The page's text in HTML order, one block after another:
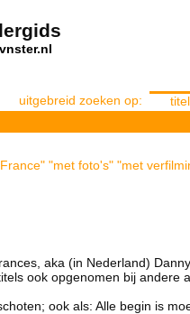
uitgebreid zoeken op: titel
"met foto's" "met
aka (in Nederland)
ook opgenomen bij andere
ook als: Alle begin is